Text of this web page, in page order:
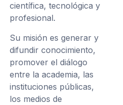
científica, tecnológica y
profesional.
Su misión es generar y
difundir conocimiento,
promover el diálogo
entre la academia, las
instituciones públicas,
los medios de